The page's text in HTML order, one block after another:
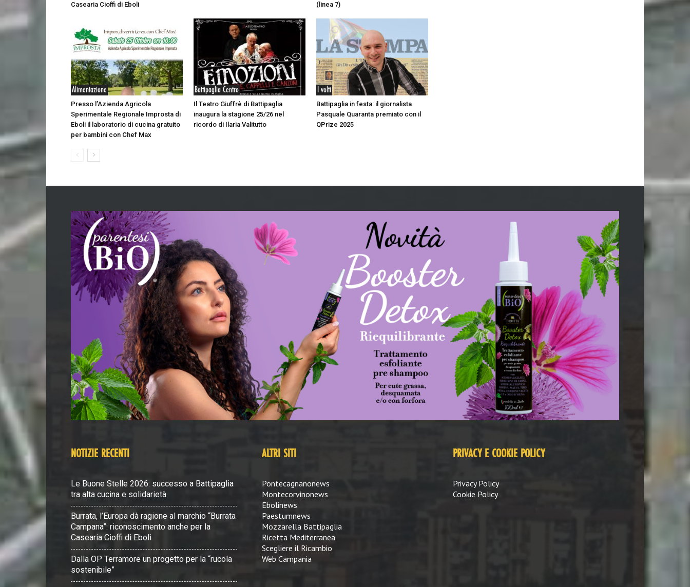
Casearia Cioffi di Eboli
(linea 7)
Alimentazione
Presso l’Azienda Agricola
Sperimentale Regionale Improsta di
Eboli il laboratorio di cucina gratuito
per bambini con Chef Max
Battipaglia Centro
Il Teatro Giuffrè di Battipaglia
inaugura la stagione 25/26 nel
ricordo di Ilaria Valitutto
I volti
Battipaglia in festa: il giornalista
Pasquale Quaranta premiato con il
QPrize 2025
NOTIZIE RECENTI
Le Buone Stelle 2026: successo a Battipaglia
tra alta cucina e solidarietà
Burrata, l’Europa dà ragione al marchio “Burrata
Campana”: riconoscimento anche per la
Casearia Cioffi di Eboli
Dalla OP Terramore un progetto per la “rucola
sostenibile”
ALTRI SITI
Pontecagnanonews
Montecorvinonews
Ebolinews
Paestumnews
Mozzarella Battipaglia
Ricetta Mediterranea
Scegliere il Ricambio
Web Campania
PRIVACY E COOKIE POLICY
Privacy Policy
Cookie Policy